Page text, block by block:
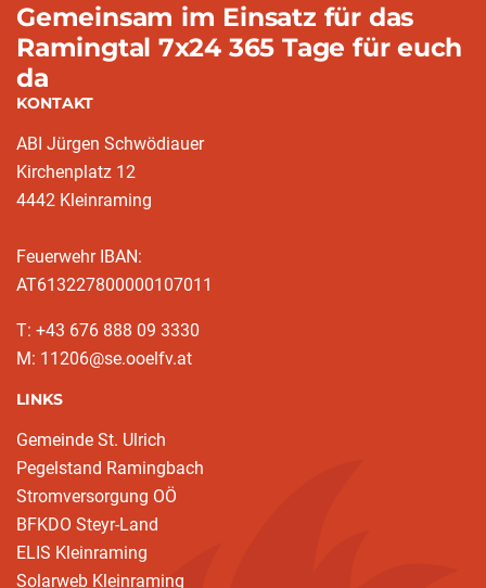
Gemeinsam im Einsatz für das
Ramingtal 7x24 365 Tage für euch
da
KONTAKT
ABI Jürgen Schwödiauer
Kirchenplatz 12
4442 Kleinraming
Feuerwehr IBAN:
AT613227800000107011
T: +43 676 888 09 3330
M: 11206@se.ooelfv.at
LINKS
Gemeinde St. Ulrich
Pegelstand Ramingbach
Stromversorgung OÖ
BFKDO Steyr-Land
ELIS Kleinraming
Solarweb Kleinraming